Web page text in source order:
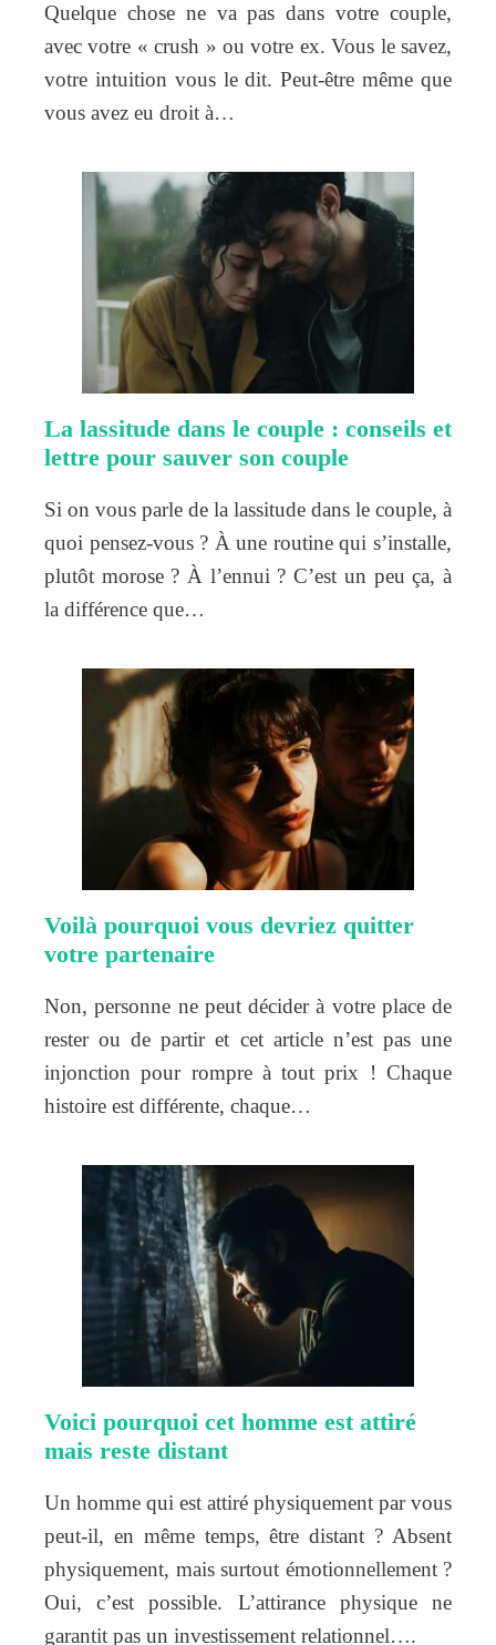
Quelque chose ne va pas dans votre couple,
avec votre « crush » ou votre ex. Vous le savez,
votre intuition vous le dit. Peut-être même que
vous avez eu droit à…
La lassitude dans le couple : conseils et
lettre pour sauver son couple
Si on vous parle de la lassitude dans le couple, à
quoi pensez-vous ? À une routine qui s’installe,
plutôt morose ? À l’ennui ? C’est un peu ça, à
la différence que…
Voilà pourquoi vous devriez quitter
votre partenaire
Non, personne ne peut décider à votre place de
rester ou de partir et cet article n’est pas une
injonction pour rompre à tout prix ! Chaque
histoire est différente, chaque…
Voici pourquoi cet homme est attiré
mais reste distant
Un homme qui est attiré physiquement par vous
peut-il, en même temps, être distant ? Absent
physiquement, mais surtout émotionnellement ?
Oui, c’est possible. L’attirance physique ne
garantit pas un investissement relationnel….